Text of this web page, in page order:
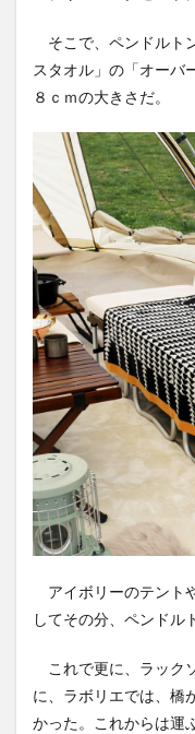
そこで、ペンドルト
スタオル」の「オーバ
８ｃｍの大きさだ。
アイボリーのテント
してその分、ペンドル
これで更に、ラック
に、ラボリエでは、橋
かった。これからは運